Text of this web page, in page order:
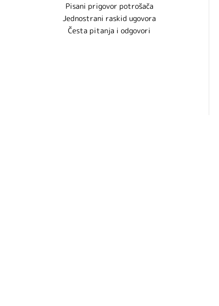
Pisani prigovor potrošača
Jednostrani raskid ugovora
Česta pitanja i odgovori